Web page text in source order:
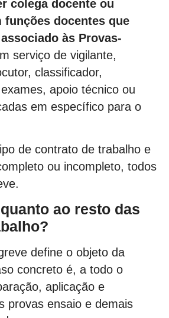
colega docente ou
funções docentes que
às Provas-
serviço de vigilante,
classificador,
apoio técnico ou
em específico para o
de contrato de trabalho e
ou incompleto, todos
ao resto das
define o objeto da
concreto é, a todo o
aplicação e
provas ensaio e demais